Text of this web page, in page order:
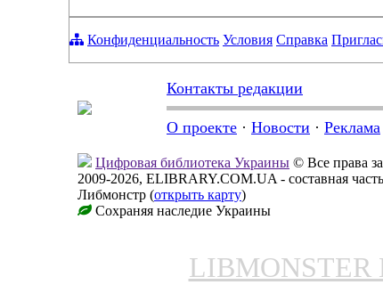
Конфиденциальность Условия Справка
Контакты редакции
О проекте · Новости · Реклама
Цифровая библиотека Украины © Все права
2009-2026, ELIBRARY.COM.UA - составная
Либмонстр (открыть карту)
Сохраняя наследие Украины
LIBMONSTER